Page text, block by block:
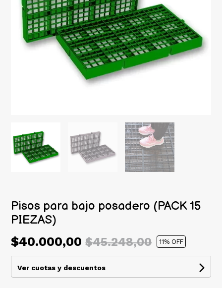
Pisos para bajo posadero (PACK 15
PIEZAS)
$40.000,00$45.248,00 11% OFF
Ver cuotas y descuentos